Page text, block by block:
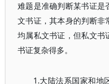
难题是准确判断某书证是
文书证，其本身的判断非
均属私文书证，但私文书
书证复杂得多。
1.大陆法系国家和地